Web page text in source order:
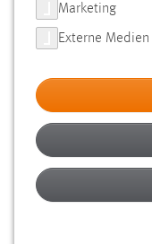
FILTER
Typ
Erstellungsdatum
Alter
Marketing
Externe Medien